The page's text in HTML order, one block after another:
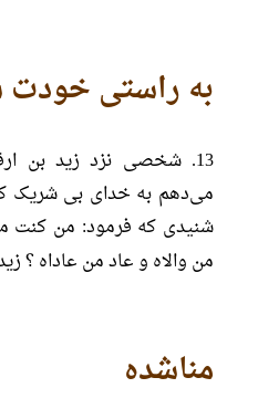
به راستی خودت
13. شخصی نزد زید بن
می‌دهم به خدای بی شریک
شنیدی که فرمود: من کنت
من والاه و عاد من عاداه ؟
مناشده